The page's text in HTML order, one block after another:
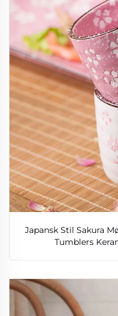
Japansk Stil Sakura
Tumblers